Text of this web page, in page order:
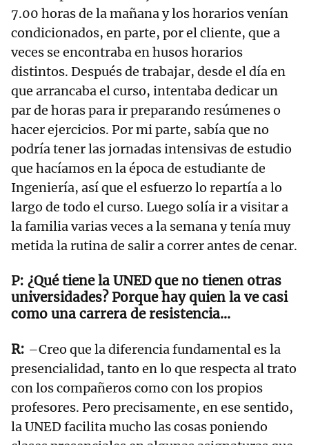
7.00 horas de la mañana y los horarios venían
condicionados, en parte, por el cliente, que a
veces se encontraba en husos horarios
distintos. Después de trabajar, desde el día en
que arrancaba el curso, intentaba dedicar un
par de horas para ir preparando resúmenes o
hacer ejercicios. Por mi parte, sabía que no
podría tener las jornadas intensivas de estudio
que hacíamos en la época de estudiante de
Ingeniería, así que el esfuerzo lo repartía a lo
largo de todo el curso. Luego solía ir a visitar a
la familia varias veces a la semana y tenía muy
metida la rutina de salir a correr antes de cenar.
¿Qué tiene la UNED que no tienen otras
universidades? Porque hay quien la ve casi
como una carrera de resistencia...
–Creo que la diferencia fundamental es la
presencialidad, tanto en lo que respecta al trato
con los compañeros como con los propios
profesores. Pero precisamente, en ese sentido,
la UNED facilita mucho las cosas poniendo